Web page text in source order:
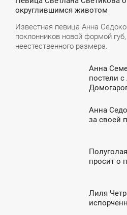
округлившимся животом
Известная певица Анна
поклонников новой формой
неестественного размера.
Анна
постели
Анна
за своей
просит о
Лиля